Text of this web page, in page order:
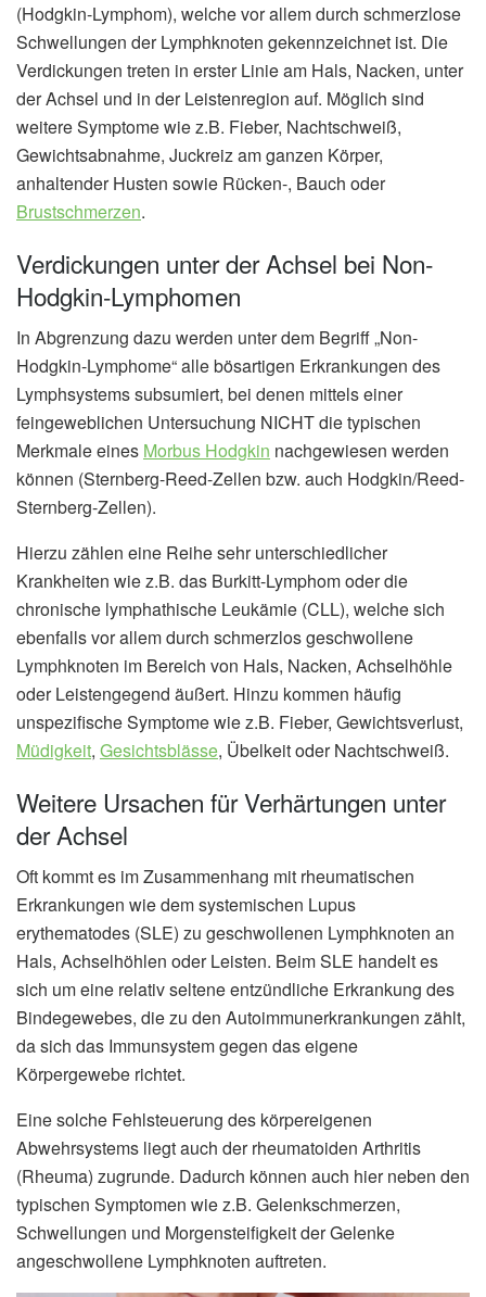
(Hodgkin-Lymphom), welche vor allem durch schmerzlose
Schwellungen der Lymphknoten gekennzeichnet ist. Die
Verdickungen treten in erster Linie am Hals, Nacken, unter
der Achsel und in der Leistenregion auf. Möglich sind
weitere Symptome wie z.B. Fieber, Nachtschweiß,
Gewichtsabnahme, Juckreiz am ganzen Körper,
anhaltender Husten sowie Rücken-, Bauch oder
Brustschmerzen.
Verdickungen unter der Achsel bei Non-
Hodgkin-Lymphomen
In Abgrenzung dazu werden unter dem Begriff „Non-
Hodgkin-Lymphome“ alle bösartigen Erkrankungen des
Lymphsystems subsumiert, bei denen mittels einer
feingeweblichen Untersuchung NICHT die typischen
Merkmale eines Morbus Hodgkin nachgewiesen werden
können (Sternberg-Reed-Zellen bzw. auch Hodgkin/Reed-
Sternberg-Zellen).
Hierzu zählen eine Reihe sehr unterschiedlicher
Krankheiten wie z.B. das Burkitt-Lymphom oder die
chronische lymphathische Leukämie (CLL), welche sich
ebenfalls vor allem durch schmerzlos geschwollene
Lymphknoten im Bereich von Hals, Nacken, Achselhöhle
oder Leistengegend äußert. Hinzu kommen häufig
unspezifische Symptome wie z.B. Fieber, Gewichtsverlust,
Müdigkeit, Gesichtsblässe, Übelkeit oder Nachtschweiß.
Weitere Ursachen für Verhärtungen unter
der Achsel
Oft kommt es im Zusammenhang mit rheumatischen
Erkrankungen wie dem systemischen Lupus
erythematodes (SLE) zu geschwollenen Lymphknoten an
Hals, Achselhöhlen oder Leisten. Beim SLE handelt es
sich um eine relativ seltene entzündliche Erkrankung des
Bindegewebes, die zu den Autoimmunerkrankungen zählt,
da sich das Immunsystem gegen das eigene
Körpergewebe richtet.
Eine solche Fehlsteuerung des körpereigenen
Abwehrsystems liegt auch der rheumatoiden Arthritis
(Rheuma) zugrunde. Dadurch können auch hier neben den
typischen Symptomen wie z.B. Gelenkschmerzen,
Schwellungen und Morgensteifigkeit der Gelenke
angeschwollene Lymphknoten auftreten.